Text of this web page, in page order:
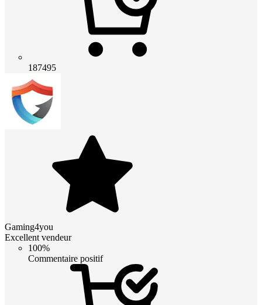
187495
Gaming4you
Excellent vendeur
100%
Commentaire positif